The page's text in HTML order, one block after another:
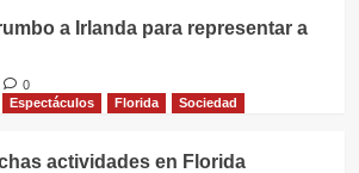
a Irlanda para representar a
0
Espectáculos Florida Sociedad
actividades en Florida